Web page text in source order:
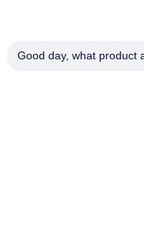
Good day, what product